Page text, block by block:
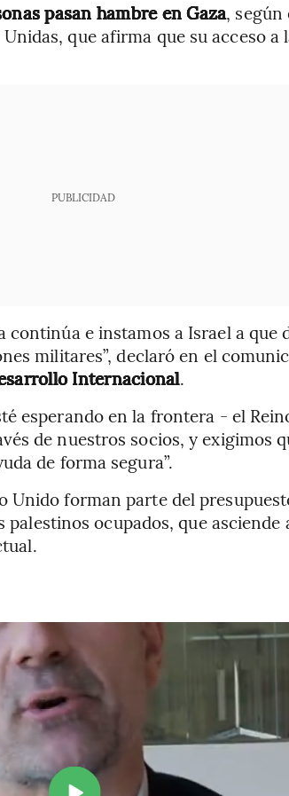
pasan hambre en Gaza, según
que afirma que su acceso a
PUBLICIDAD
continúa e instamos a Israel a que
militares”, declaró en el
Internacional.
esperando en la frontera - el
de nuestros socios, y exigimos
de forma segura”.
Unido forman parte del
ocupados, que asciende